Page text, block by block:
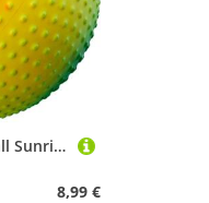
Togu Igelball "Senso Ball Sunrise", ø 18 cm, 180 g
8,99 €